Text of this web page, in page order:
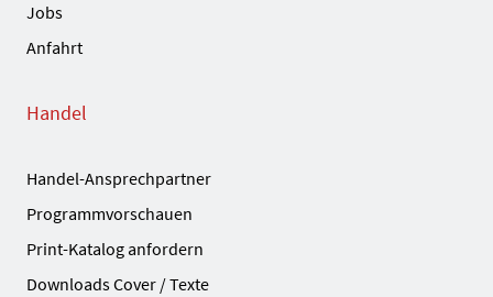
Jobs
Anfahrt
Handel
Handel-Ansprechpartner
Programmvorschauen
Print-Katalog anfordern
Downloads Cover / Texte